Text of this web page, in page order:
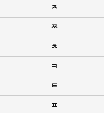
ㅈ
ㅉ
ㅊ
ㅋ
ㅌ
ㅍ